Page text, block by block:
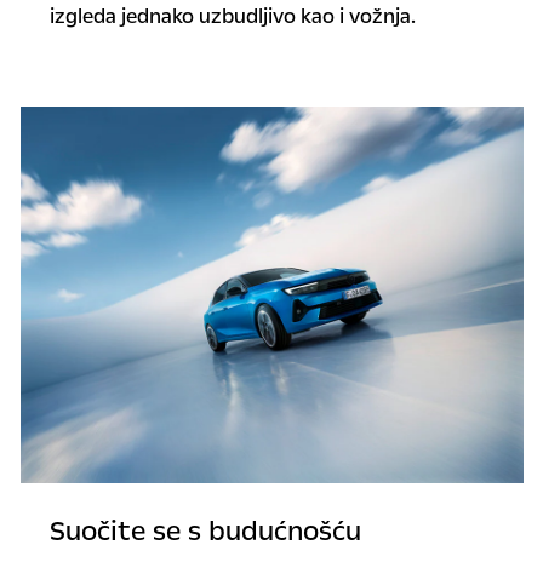
izgleda jednako uzbudljivo kao i vožnja.
Suočite se s budućnošću